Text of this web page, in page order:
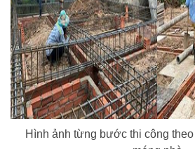
Hình ảnh từng bước thi công